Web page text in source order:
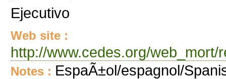
Ejecutivo
Web site :
http://www.cedes.org/
Notes : EspaÃ±ol/espagnol/